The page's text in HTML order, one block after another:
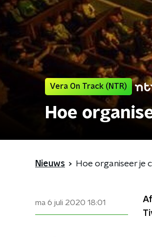
Vera On Track (NTR)
Hoe
Nieuws Hoe organiseer je
ma 6 juli 2020 18:01